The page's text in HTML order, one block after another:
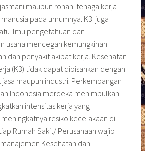
maupun rohani tenaga kerja
pada umumnya. K3 juga
ilmu pengetahuan dan
usaha mencegah kemungkinan
dan penyakit akibat kerja. Kesehatan
(K3) tidak dapat dipisahkan dengan
maupun industri. Perkembangan
Indonesia merdeka menimbulkan
intensitas kerja yang
resiko kecelakaan di
Rumah Sakit/ Perusahaan wajib
Kesehatan dan